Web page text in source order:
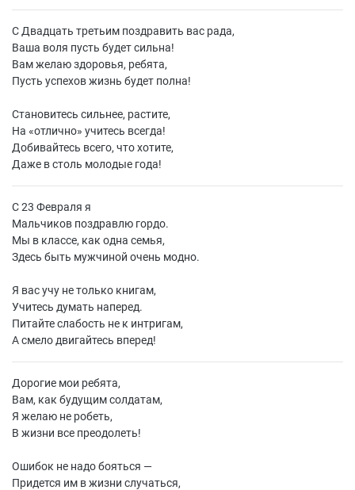
С Двадцать третьим поздравить вас рада,
Ваша воля пусть будет сильна!
Вам желаю здоровья, ребята,
Пусть успехов жизнь будет полна!
Становитесь сильнее, растите,
На «отлично» учитесь всегда!
Добивайтесь всего, что хотите,
Даже в столь молодые года!
С 23 Февраля я
Мальчиков поздравлю гордо.
Мы в классе, как одна семья,
Здесь быть мужчиной очень модно.
Я вас учу не только книгам,
Учитесь думать наперед.
Питайте слабость не к интригам,
А смело двигайтесь вперед!
Дорогие мои ребята,
Вам, как будущим солдатам,
Я желаю не робеть,
В жизни все преодолеть!
Ошибок не надо бояться —
Придется им в жизни случаться,